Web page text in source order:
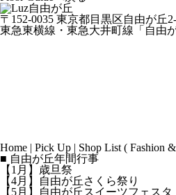
〒152-0035 東京都目黒区自由が丘
東急東横線・東急大井町線「自由
Home | Pick Up | Shop List ( Fashion
■ 自由が丘年間行事
【1月】歳旦祭
【4月】自由が丘さくら祭り
【5月】自由が丘スイーツフェス